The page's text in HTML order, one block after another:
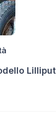
Lilliput